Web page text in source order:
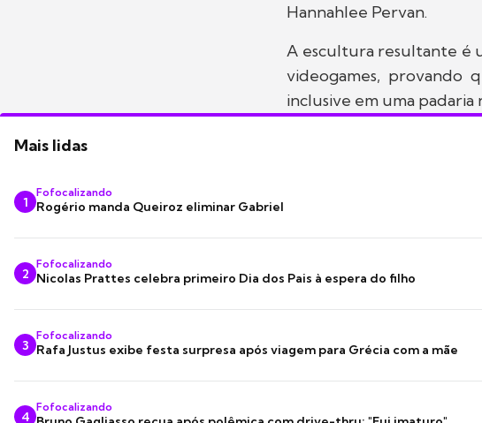
Hannahlee Pervan.
A escultura resultante é
videogames, provando
inclusive em uma padaria
Mais lidas
1
Fofocalizando
Rogério manda Queiroz eliminar Gabriel
2
Fofocalizando
Nicolas Prattes celebra primeiro Dia dos Pais à espera do filho
3
Fofocalizando
Rafa Justus exibe festa surpresa após viagem para Grécia com a mãe
4
Fofocalizando